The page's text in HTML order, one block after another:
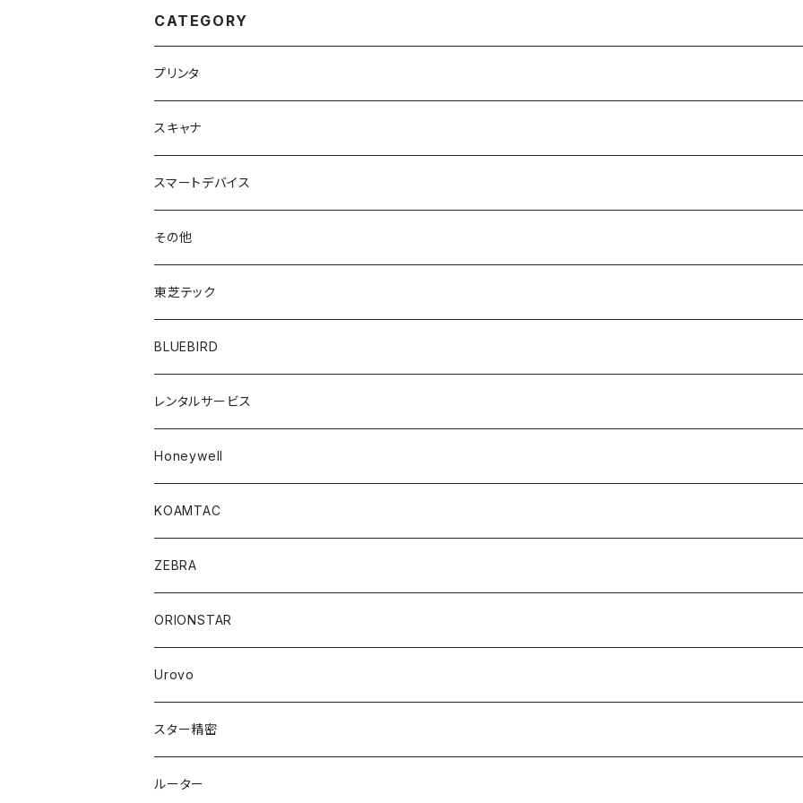
CATEGORY
プリンタ
スキャナ
スマートデバイス
その他
東芝テック
B-LV4D
B-LP2D
B-EP2DL
UF-2200
BLUEBIRD
レンタルサービス
Honeywell
KOAMTAC
ZEBRA
ORIONSTAR
Urovo
スター精密
ルーター